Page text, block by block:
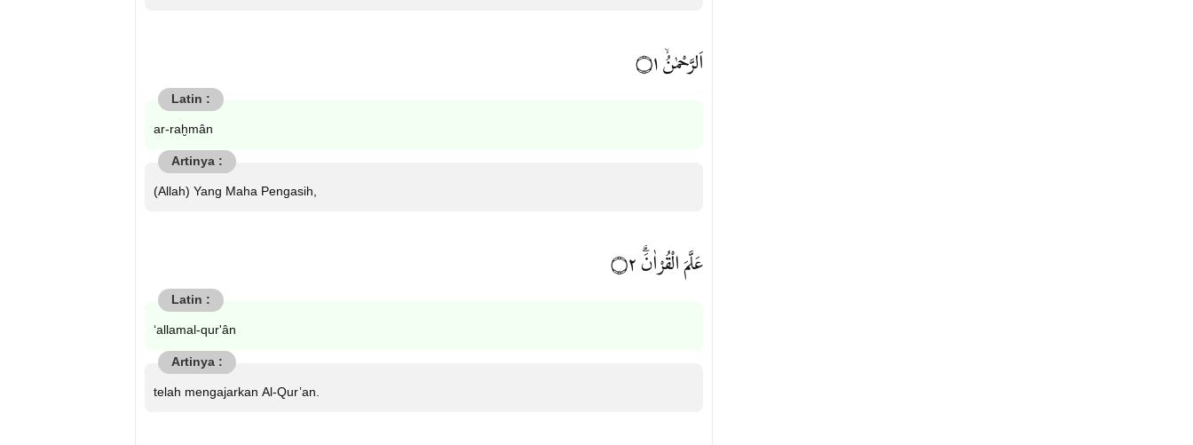
اَلرَّحْمٰنُۙ ۝١
ar-raḫmân
(Allah) Yang Maha Pengasih,
عَلَّمَ الْقُرْاٰنَۗ ۝٢
‘allamal-qur'ân
telah mengajarkan Al-Qur’an.